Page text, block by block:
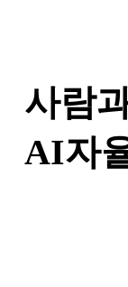
사람
AI자